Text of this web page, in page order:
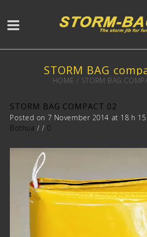
STORM BAG
HOME / STORM BAG
STORM BAG COMPACT 02
Posted on 7 November 2014 at 18 h
Bothua // 0